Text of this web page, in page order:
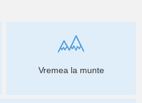
Vremea la munte